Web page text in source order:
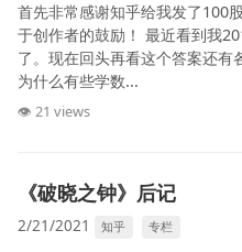
首先非常感谢知乎给我发了100
于创作者的鼓励！ 最近看到我
了。现在回头再看这个答案还有
为什么有些学数...
👁 21 views
《破晓之钟》后记
2/21/2021 知乎 专栏